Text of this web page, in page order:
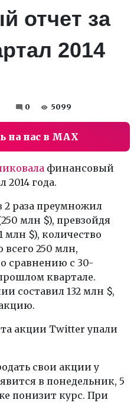
отчет за
2014
0 5099
на нас в MAX
финансовый
2014 года.
2 раза преумножил
млн $), превзойдя
млн $), количество
всего 250 млн,
сравнению с 30-
квартале.
составил 132 млн $,
акции Twitter упали
свои акции у
в понедельник, 5
понизит курс. При